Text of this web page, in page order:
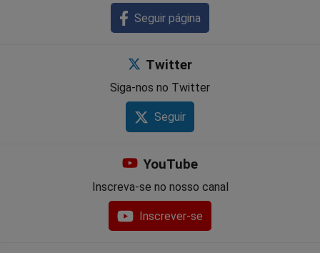
Seguir página
Twitter
Siga-nos no Twitter
Seguir
YouTube
Inscreva-se no nosso canal
Inscrever-se